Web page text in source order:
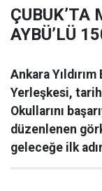
ÇUBUK’TA
AYBÜ’LÜ
Ankara
Yerleşkesi,
Okullarını
düzenlenen
geleceğe ilk